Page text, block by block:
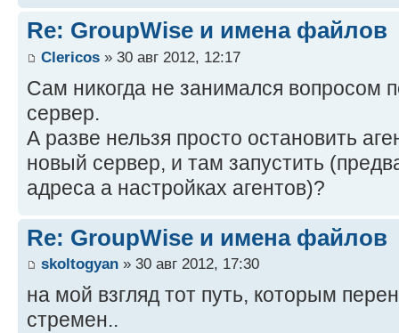
Re: GroupWise и имена файлов
Clericos » 30 авг 2012, 12:17
Сам никогда не занимался вопросом
сервер.
А разве нельзя просто остановить
новый сервер, и там запустить
адреса а настройках агентов)?
Re: GroupWise и имена файлов
skoltogyan » 30 авг 2012, 17:30
на мой взгляд тот путь, которым
стремен..